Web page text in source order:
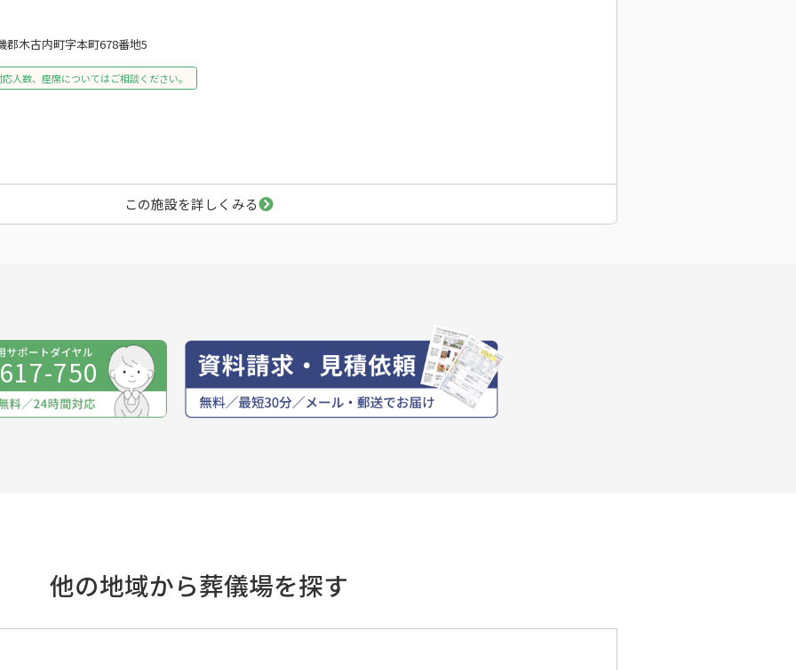
郡木古内町字本町678番地5
応人数、座席についてはご相談ください。
この施設を詳しくみる
750
他の地域から葬儀場を探す